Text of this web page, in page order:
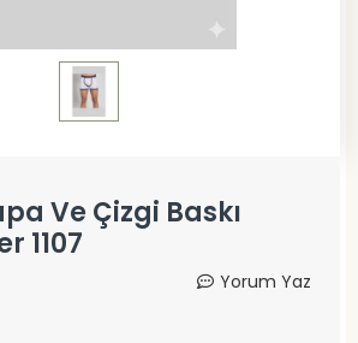
Ve Çizgi Baskı
1107
Yorum Yaz